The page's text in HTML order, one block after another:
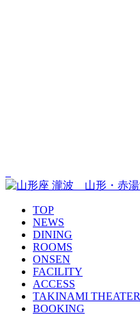
TOP
NEWS
DINING
ROOMS
ONSEN
FACILITY
ACCESS
TAKINAMI THEATER
BOOKING